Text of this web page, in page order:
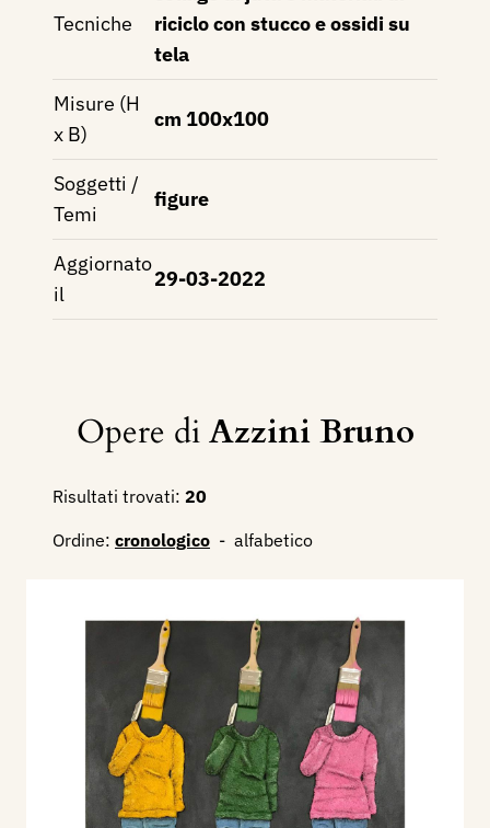
Tecniche
riciclo con stucco e ossidi su
tela
Misure (H
x B)
cm 100x100
Soggetti /
Temi
figure
Aggiornato
il
29-03-2022
Opere diAzzini Bruno
Risultati trovati: 20
Ordine: cronologico - alfabetico